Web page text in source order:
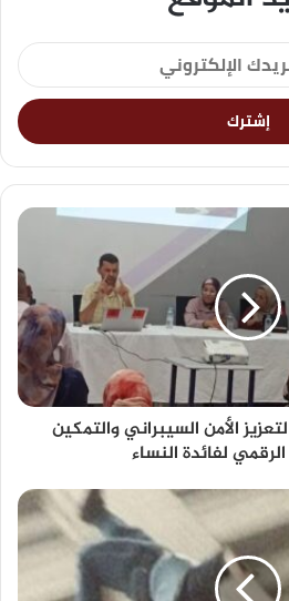
الأمن السيبراني والتمكين
لفائدة النساء